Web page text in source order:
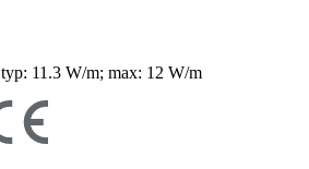
typ: 11.3 W/m; max: 12 W/m